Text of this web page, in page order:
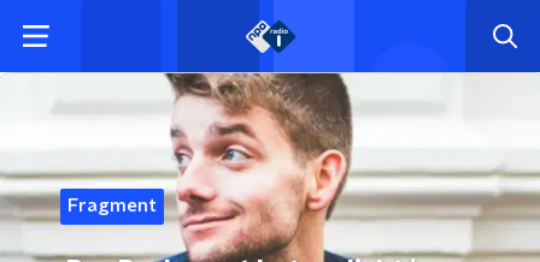
Fragment